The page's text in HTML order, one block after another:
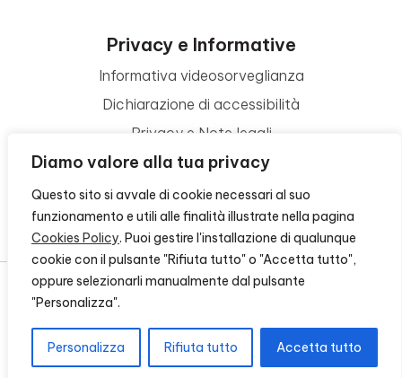
Diamo valore alla tua privacy
Questo sito si avvale di cookie necessari al suo
funzionamento e utili alle finalità illustrate nella pagina
Cookies Policy. Puoi gestire l'installazione di qualunque
cookie con il pulsante "Rifiuta tutto" o "Accetta tutto",
oppure selezionarli manualmente dal pulsante
"Personalizza".
Personalizza Rifiuta tutto Accetta tutto
Privacy e Informative
Informativa videosorveglianza
Dichiarazione di accessibilità
Privacy e Note legali
Termini di utilizzo
Cookie policy
Contattaci
CREDITS